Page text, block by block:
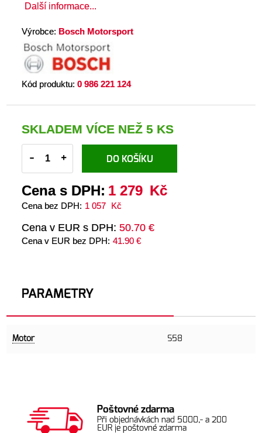
Další informace...
Výrobce: Bosch Motorsport
Kód produktu:0 986 221 124
SKLADEM VÍCE NEŽ 5 KS
- + DO KOŠÍKU
Cena s DPH: 1 279 Kč
Cena bez DPH: 1 057 Kč
Cena v EUR s DPH: 50.70 €
Cena v EUR bez DPH: 41.90 €
PARAMETRY
Motor S58
Poštovné zdarma
Při objednávkách nad 5000,- a 200
EUR je poštovné zdarma